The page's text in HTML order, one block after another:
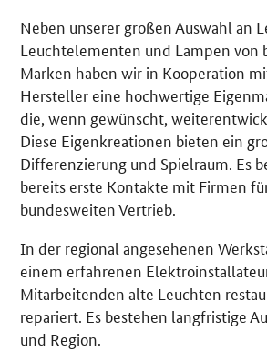
Neben unserer großen Auswahl an
Leuchtelementen und Lampen von
Marken haben wir in Kooperation
Hersteller eine hochwertige
die, wenn gewünscht,
Diese Eigenkreationen bieten ein
Differenzierung und Spielraum. Es
bereits erste Kontakte mit Firmen
bundesweiten Vertrieb.
In der regional angesehenen
einem erfahrenen
Mitarbeitenden alte Leuchten
repariert. Es bestehen langfristige
und Region.